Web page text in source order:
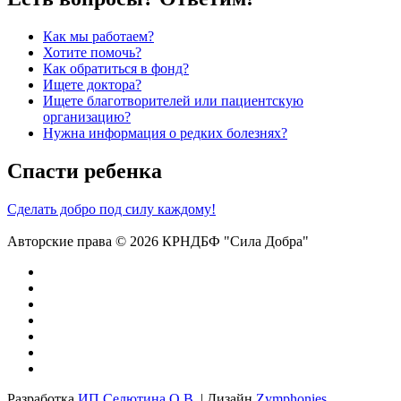
Как мы работаем?
Хотите помочь?
Как обратиться в фонд?
Ищете доктора?
Ищете благотворителей или пациентскую
организацию?
Нужна информация о редких болезнях?
Спасти ребенка
Сделать добро под силу каждому!
Авторские права © 2026 КРНДБФ "Сила Добра"